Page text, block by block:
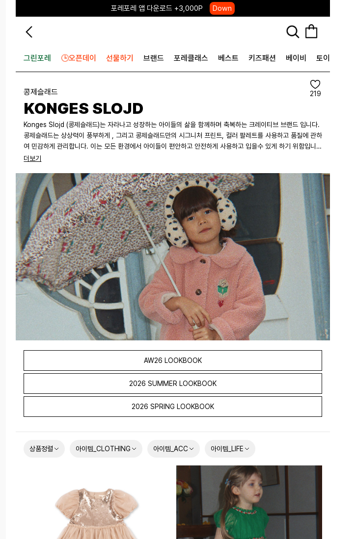
포레포레 앱 다운로드 +3,000P Down
그린포레 🕒오픈데이 선물하기 브랜드 포레클래스 베스트 키즈패션 베이비 토이&굿즈
219
콩제슬래드
KONGES SLOJD
Konges Slojd (콩제슬래드)는 자라나고 성장하는 아이들의 삶을 함께하며 축복하는 크레이티브 브랜드 입니다.
콩제슬래드는 상상력이 풍부하게 , 그리고 콩제슬래드만의 시그니처 프린트, 컬러 팔레트를 사용하고 품질에 관하
여 민감하게 관리합니다. 이는 모든 환경에서 아이들이 편안하고 안전하게 사용하고 입을수 있게 하기 위함입니
다. 자라는 아이들에게 , 완벽하진 않지만 그 성장의 모습에서 보이는 아름다움을 콩제슬래드와 함께 하세요.
콩제슬래드(Konges Sløjd) FALL26 컬렉션은 파리의 거리를 누비는 사랑스러운 꼬마 친구들에게서 영감을 받
았습니다. 공원 산책, 로컬 마켓 구경, 회전목마 타기 — 아이들의 일상 속 작은 모험들이 이번 시즌의 감성을 고
스란히 담아냅니다. 유쾌하고 장난기 넘치면서도, 로맨틱한 노스탤지어를 품은 것이 브랜드 특유의 세계관입니다.
정교한 디테일의 따뜻한 니트웨어, 섬세한 파스텔 컬러, 모노크롬 톤의 소프트 스웨터, 포근한 테디와 장난감까지
— 특별한 순간을 위한 피스들로 가득합니다. 당신의 이야기가 우리가 가장 좋아하는 이야기 — 함께 써 내려가
요.​​​​​​​​​​​​​​​​
'BABY IT'S COLD OUTSIDE'
스칸디나비아의 대자연에서 영감을 받은 Konges Slojd (콩제슬래드)의 2026년 아웃도어 컬렉션은 작은 탐험
가들을 위해 탄생했습니다. 따스한 햇살부터 거센 빗줄기, 매서운 추위까지 하루에도 몇 번씩 바뀌는 북유럽의 변
화무쌍한 날씨 속에서, 우리는 유연함과 기능성을 가장 먼저 생각했습니다. 어린이집, 유치원, 학교 운동장 어디서
든 마음껏 뛰어놀 수 있도록 설계된 이 컬렉션은 날씨에 구애받지 않는 자유로운 야외 라이프스타일을 완벽하게
뒷받침합니다. 세심하게 다듬어진 디테일과 시간이 지나도 변치 않는 클래식한 실루엣으로, 입을 때마다 기분 좋
은 아우터웨어 필수 아이템을 완성했습니다. 비가 오든 햇빛이 쏟아지든, 콩제슬래드와 함께라면 언제나 눈부시게
더보기
AW26 LOOKBOOK
2026 SUMMER LOOKBOOK
2026 SPRING LOOKBOOK
상품정렬 아이템_CLOTHING 아이템_ACC 아이템_LIFE